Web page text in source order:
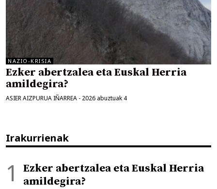
NAZIO-KRISIA
Ezker abertzalea eta Euskal Herria
amildegira?
ASIER AIZPURUA IÑARREA - 2026 abuztuak 4
Irakurrienak
Ezker abertzalea eta Euskal Herria
amildegira?